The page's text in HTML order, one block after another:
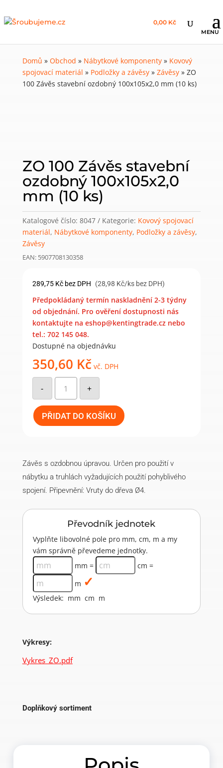
0,00 Kč
Domů » Obchod » Nábytkové komponenty» Kovový
spojovací materiál » Podložky a závěsy» Závěsy» ZO
100 Závěs stavební ozdobný 100x105x2,0 mm (10 ks)
ZO 100 Závěs stavební
ozdobný 100x105x2,0
mm (10 ks)
Katalogové číslo: 8047 Kategorie: Kovový spojovací
materiál, Nábytkové komponenty, Podložky a závěsy,
Závěsy
EAN: 5907708130358
289,75 Kč bez DPH (28,98 Kč/ks bez DPH)
Předpokládaný termín naskladnění 2-3 týdny
od objednání. Pro ověření dostupnosti nás
kontaktujte na eshop@kentingtrade.cz nebo
tel.: 702 145 048.
Dostupné na objednávku
350,60 Kč vč. DPH
-
ZO
100
Závěs
stavební
ozdobný
100x105x2,0
mm
(10
+
PŘIDAT DO KOŠÍKU
Závěs s ozdobnou úpravou. Určen pro použití v
nábytku a truhlách vyžadujících použití pohyblivého
spojení. Připevnění: Vruty do dřeva Ø4.
Převodník jednotek
Vyplňte libovolné pole pro mm, cm, m a my
vám správně převedeme jednotky.
mm =
cm =
m
Výsledek: mm cm m
Výkresy:
Vykres_ZO.pdf
Doplňkový sortiment